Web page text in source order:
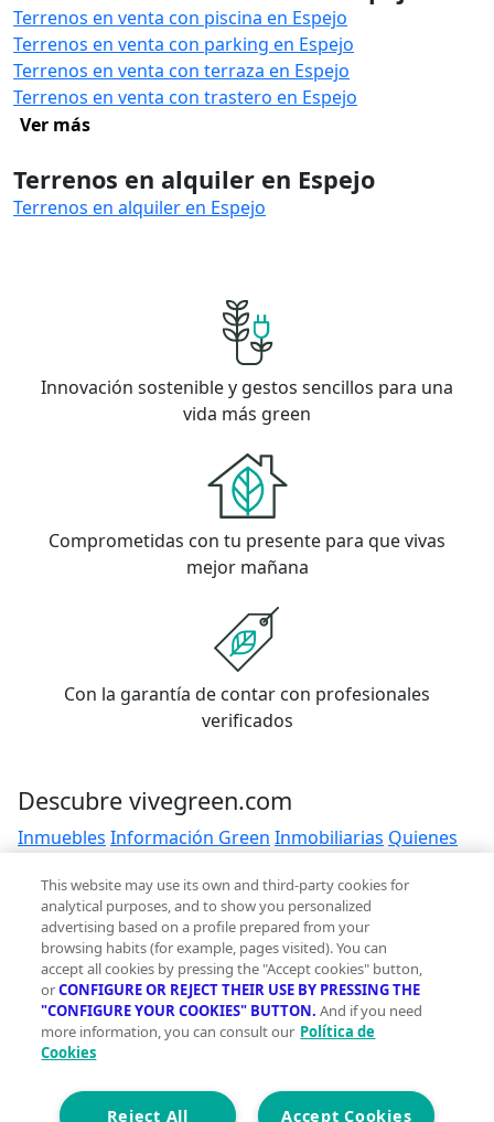
Terrenos en venta con piscina en Espejo
Terrenos en venta con parking en Espejo
Terrenos en venta con terraza en Espejo
Terrenos en venta con trastero en Espejo
Ver más
Terrenos en alquiler en Espejo
Terrenos en alquiler en Espejo
Innovación sostenible y gestos sencillos para una
vida más green
Comprometidas con tu presente para que vivas
mejor mañana
Con la garantía de contar con profesionales
verificados
Descubre vivegreen.com
Inmuebles Información Green Inmobiliarias Quienes
Síguenos
Contacto
hola@vivegreen.com
This website may use its own and third-party cookies for
analytical purposes, and to show you personalized
advertising based on a profile prepared from your
browsing habits (for example, pages visited). You can
accept all cookies by pressing the "Accept cookies" button,
orCONFIGURE OR REJECT THEIR USE BY PRESSING THE
"CONFIGURE YOUR COOKIES" BUTTON. And if you need
more information, you can consult our Política de
Cookies
Accept Cookies
Reject All